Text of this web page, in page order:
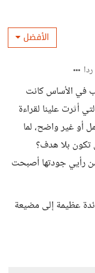
الأفضل
في الأساس كانت
أثرت علينا لقراءة
أو غير واضح، لما
تكون بلا هدف؟
من رأيي جودتها أصبحت
عظيمة إلى مضيعة